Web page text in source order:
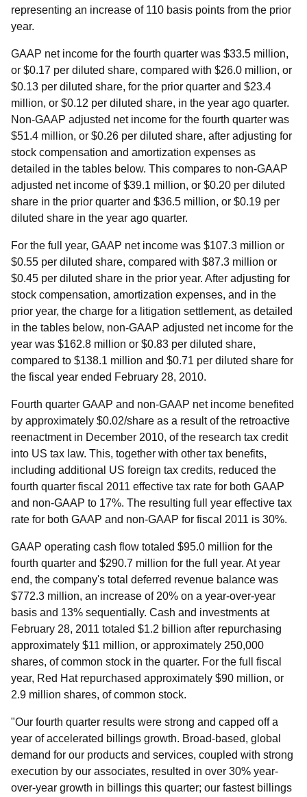
representing an increase of 110 basis points from the prior
year.
GAAP net income for the fourth quarter was $33.5 million,
or $0.17 per diluted share, compared with $26.0 million, or
$0.13 per diluted share, for the prior quarter and $23.4
million, or $0.12 per diluted share, in the year ago quarter.
Non-GAAP adjusted net income for the fourth quarter was
$51.4 million, or $0.26 per diluted share, after adjusting for
stock compensation and amortization expenses as
detailed in the tables below. This compares to non-GAAP
adjusted net income of $39.1 million, or $0.20 per diluted
share in the prior quarter and $36.5 million, or $0.19 per
diluted share in the year ago quarter.
For the full year, GAAP net income was $107.3 million or
$0.55 per diluted share, compared with $87.3 million or
$0.45 per diluted share in the prior year. After adjusting for
stock compensation, amortization expenses, and in the
prior year, the charge for a litigation settlement, as detailed
in the tables below, non-GAAP adjusted net income for the
year was $162.8 million or $0.83 per diluted share,
compared to $138.1 million and $0.71 per diluted share for
the fiscal year ended February 28, 2010.
Fourth quarter GAAP and non-GAAP net income benefited
by approximately $0.02/share as a result of the retroactive
reenactment in December 2010, of the research tax credit
into US tax law. This, together with other tax benefits,
including additional US foreign tax credits, reduced the
fourth quarter fiscal 2011 effective tax rate for both GAAP
and non-GAAP to 17%. The resulting full year effective tax
rate for both GAAP and non-GAAP for fiscal 2011 is 30%.
GAAP operating cash flow totaled $95.0 million for the
fourth quarter and $290.7 million for the full year. At year
end, the company's total deferred revenue balance was
$772.3 million, an increase of 20% on a year-over-year
basis and 13% sequentially. Cash and investments at
February 28, 2011 totaled $1.2 billion after repurchasing
approximately $11 million, or approximately 250,000
shares, of common stock in the quarter. For the full fiscal
year, Red Hat repurchased approximately $90 million, or
2.9 million shares, of common stock.
"Our fourth quarter results were strong and capped off a
year of accelerated billings growth. Broad-based, global
demand for our products and services, coupled with strong
execution by our associates, resulted in over 30% year-
over-year growth in billings this quarter; our fastest billings